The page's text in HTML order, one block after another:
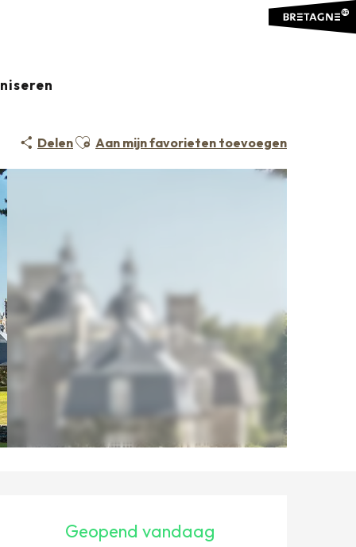
DelenAjouter aux favoris
Aan mijn favorieten toevoegen
Geopend vandaag